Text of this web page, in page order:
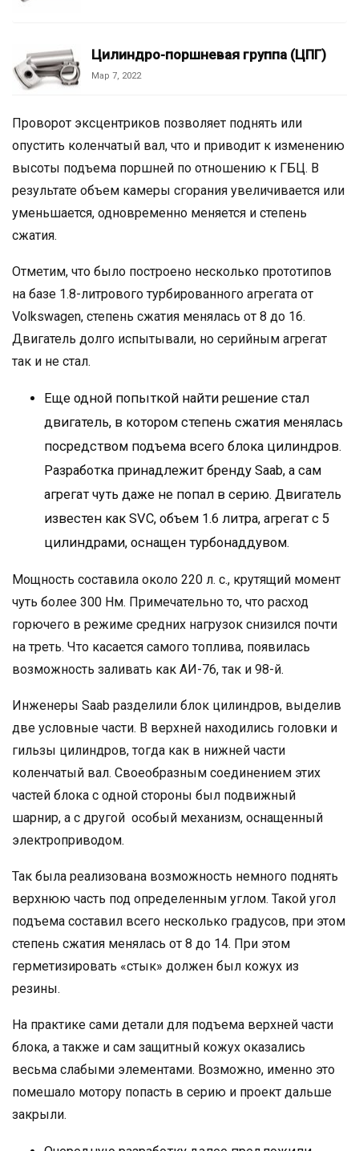
Цилиндро-поршневая группа (ЦПГ)
Мар 7, 2022
Проворот эксцентриков позволяет поднять или
опустить коленчатый вал, что и приводит к изменению
высоты подъема поршней по отношению к ГБЦ. В
результате объем камеры сгорания увеличивается или
уменьшается, одновременно меняется и степень
сжатия.
Отметим, что было построено несколько прототипов
на базе 1.8-литрового турбированного агрегата от
Volkswagen, степень сжатия менялась от 8 до 16.
Двигатель долго испытывали, но серийным агрегат
так и не стал.
Еще одной попыткой найти решение стал
двигатель, в котором степень сжатия менялась
посредством подъема всего блока цилиндров.
Разработка принадлежит бренду Saab, а сам
агрегат чуть даже не попал в серию. Двигатель
известен как SVC, объем 1.6 литра, агрегат с 5
цилиндрами, оснащен турбонаддувом.
Мощность составила около 220 л. с., крутящий момент
чуть более 300 Нм. Примечательно то, что расход
горючего в режиме средних нагрузок снизился почти
на треть. Что касается самого топлива, появилась
возможность заливать как АИ-76, так и 98-й.
Инженеры Saab разделили блок цилиндров, выделив
две условные части. В верхней находились головки и
гильзы цилиндров, тогда как в нижней части
коленчатый вал. Своеобразным соединением этих
частей блока с одной стороны был подвижный
шарнир, а с другой особый механизм, оснащенный
электроприводом.
Так была реализована возможность немного поднять
верхнюю часть под определенным углом. Такой угол
подъема составил всего несколько градусов, при этом
степень сжатия менялась от 8 до 14. При этом
герметизировать «стык» должен был кожух из
резины.
На практике сами детали для подъема верхней части
блока, а также и сам защитный кожух оказались
весьма слабыми элементами. Возможно, именно это
помешало мотору попасть в серию и проект дальше
закрыли.